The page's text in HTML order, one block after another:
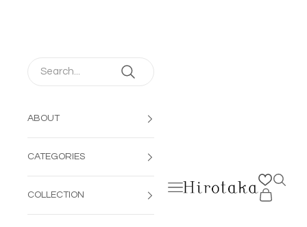
Hirotaka Jewelry | 公式オン
メニューを開く
検索を
カートを
ABOUT
CATEGORIES
COLLECTION